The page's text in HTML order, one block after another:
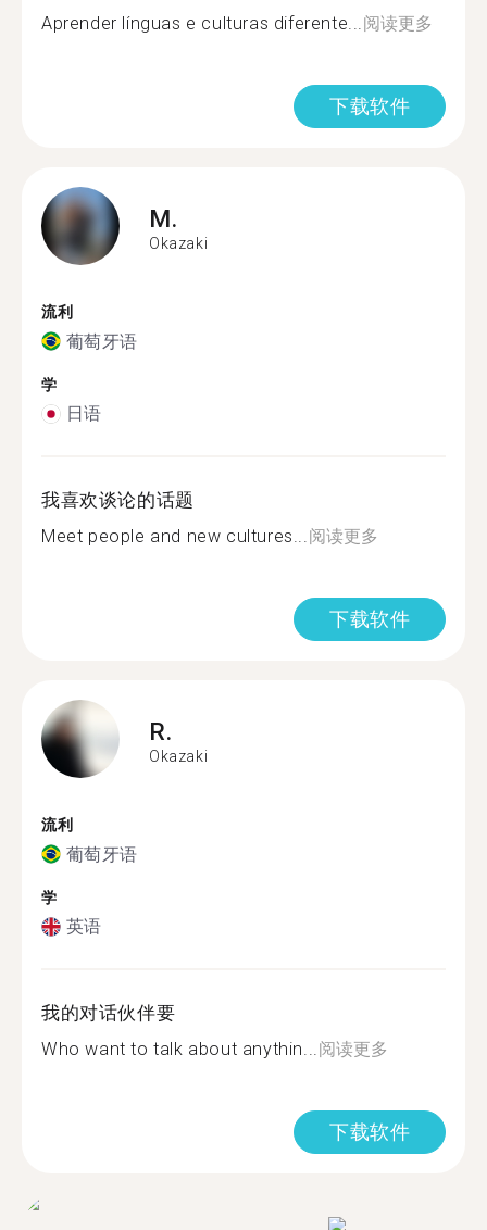
Aprender línguas e culturas diferente...阅读更多
下载软件
M.
Okazaki
流利
葡萄牙语
学
日语
我喜欢谈论的话题
Meet people and new cultures...阅读更多
下载软件
R.
Okazaki
流利
葡萄牙语
学
英语
我的对话伙伴要
Who want to talk about anythin...阅读更多
下载软件